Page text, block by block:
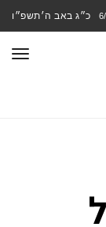
כ״ג באב ה׳תשפ״ו